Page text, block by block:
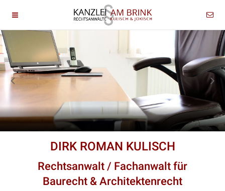
DIRK ROMAN KULISCH
Rechtsanwalt / Fachanwalt für
Baurecht & Architektenrecht